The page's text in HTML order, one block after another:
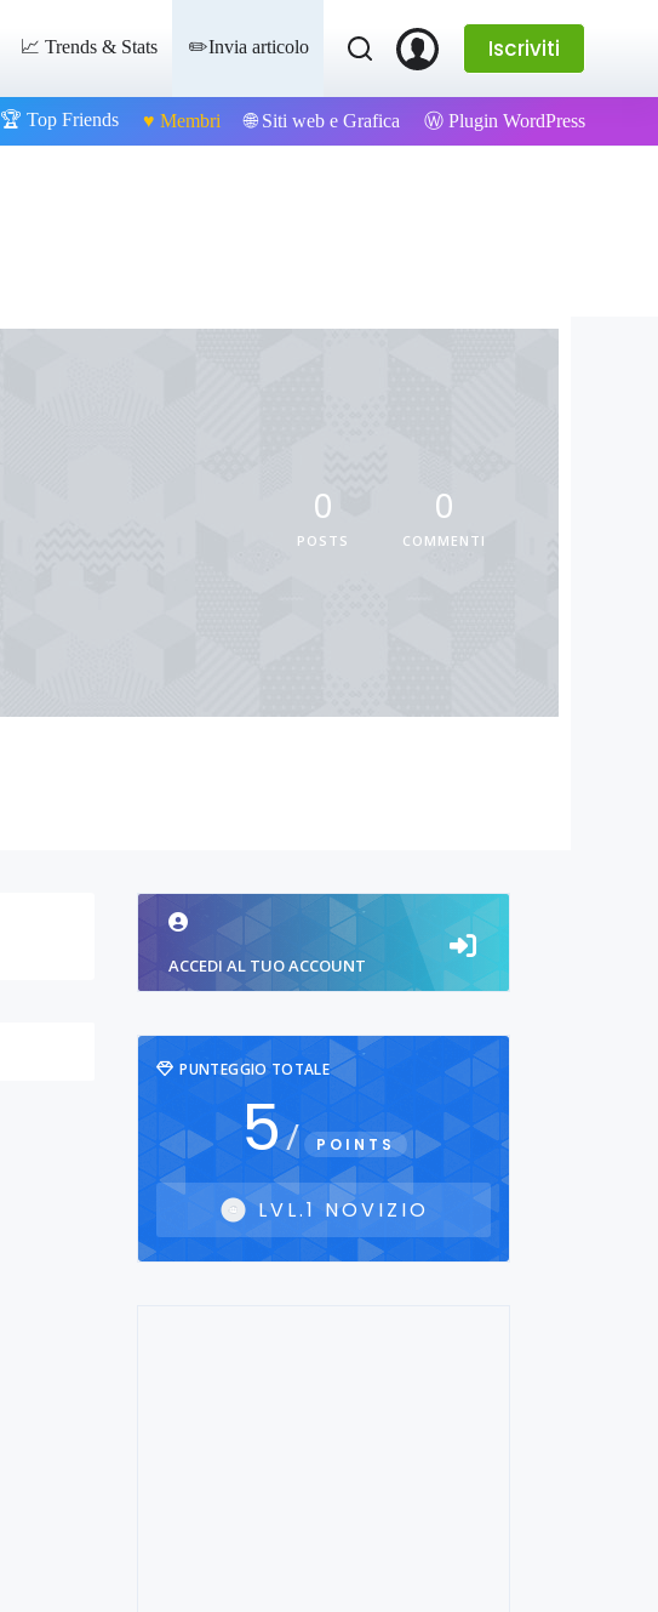
📈 Trends & Stats ✏️Invia articolo Iscriviti
🏆 Top Friends ♥️ Membri 🌐 Siti web e Grafica Ⓦ Plugin WordPress
0
POSTS
0
COMMENTI
ACCEDI AL TUO ACCOUNT
PUNTEGGIO TOTALE
5/ POINTS
LVL.1 NOVIZIO